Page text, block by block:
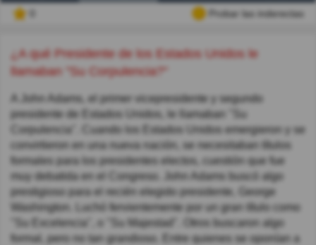
Probar las inderectas
¿A qué Presidente de los Estados Unidos le
llamaban "Su Corpulencia?"
A John Adams, el primer vicepresidente y segundo
presidente de Estados Unidos, le llamaban "Su
Corpulencia". Cuando los Estados Unidos emergieron y se
convirtieron en una nueva nación, se necesitaban títulos
formales para los presidentes electos, cuestión que fue
muy debatida en el Congreso. John Adams buscó algo
prestigioso para el recién elegido presidente, George
Washington. Luchó fervientemente por un gran título como
"Su Excelencia", o "Su Majestad". Otros buscaron algo
formal, pero no tan grandioso. Entre quienes se oponían a